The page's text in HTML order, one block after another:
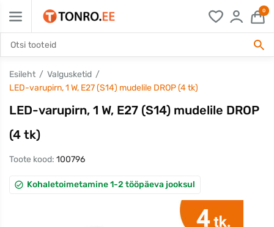
0
Esileht
Valgusketid
LED-varupirn, 1 W, E27 (S14) mudelile DROP (4 tk)
LED-varupirn, 1 W, E27 (S14) mudelile DROP
(4 tk)
Toote kood: 100796
Kohaletoimetamine 1-2 tööpäeva jooksul